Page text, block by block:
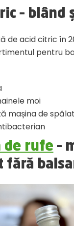
– blând
de acid citric în
pentru
moi
mașina de spălat
de rufe –
fără